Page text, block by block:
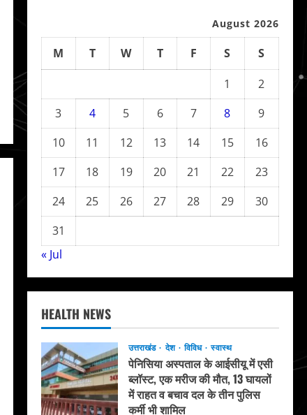
August 2026
M T W T F S
S
1
2
3
4 5 6 7 8
9
10
11 12 13 14 15
16
17
18 19 20 21 22
23
24
25 26 27 28 29
30
31
« Jul
HEALTH NEWS
उत्तराखंड देश विविध स्वास्थ
पेनिसिया अस्पताल के आईसीयू में एसी
ब्लॉस्ट, एक मरीज की मौत, 13 घायलों
में राहत व बचाव दल के तीन पुलिस
कर्मी भी शामिल